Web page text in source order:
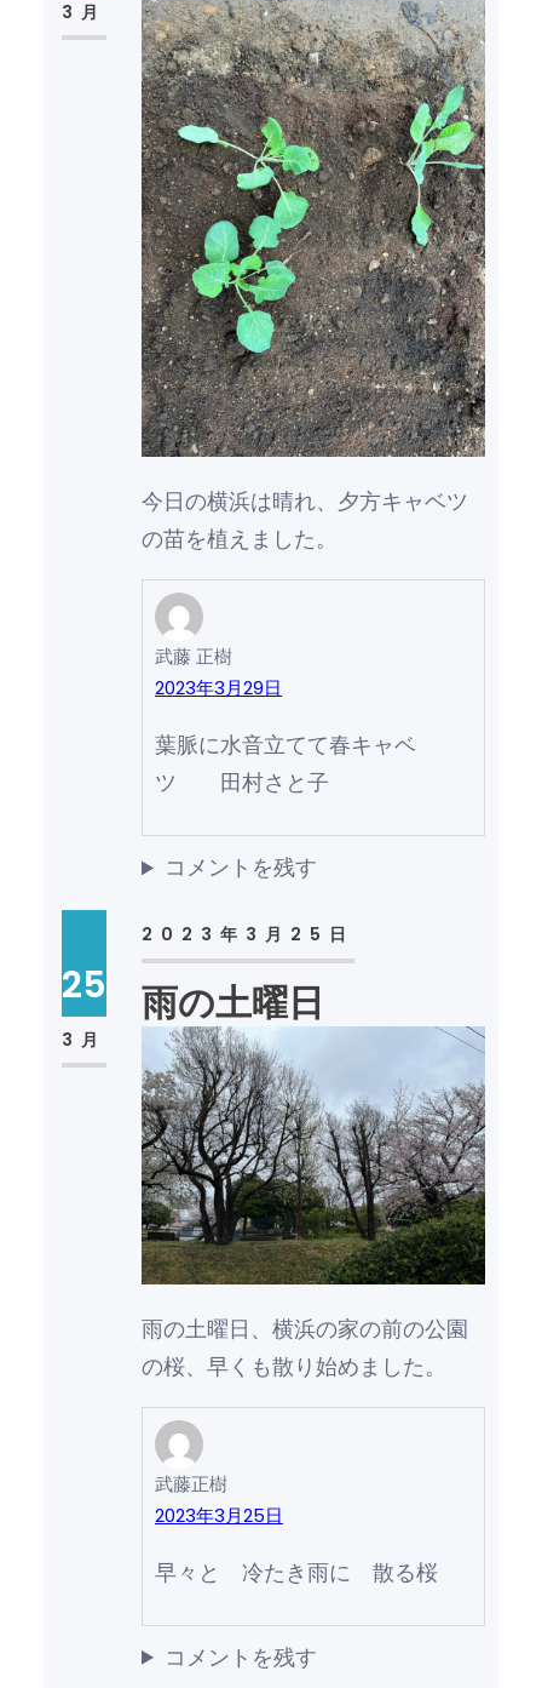
3月
今日の横浜は晴れ、夕方キャベツ
の苗を植えました。
武藤 正樹
2023年3月29日
葉脈に水音立てて春キャベ
ツ 田村さと子
コメントを残す
25
3月
2023年3月25日
雨の土曜日
雨の土曜日、横浜の家の前の公園
の桜、早くも散り始めました。
武藤正樹
2023年3月25日
早々と 冷たき雨に 散る桜
コメントを残す